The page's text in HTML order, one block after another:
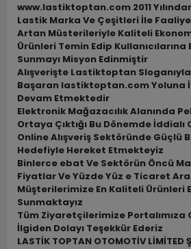
www.lastiktoptan.com 2011
Lastik Marka Ve Çeşitleri İle
Artan Müsterileriyle Kaliteli
Ürünleri Temin Edip
Sunmayı Misyon Edinmiştir
Alışverişte Lastiktoptan Sloganıyla
Başaran lastiktoptan.com Yoluna
Devam Etmektedir
Elektronik Mağazacılık Alanında
Ortaya Çıktığı Bu Dönemde
Online Alışveriş Sektöründe Güçlü
Hedefiyle Hereket Etmekteyiz
Binlerce ebat Ve Sektörün Öncü
Fiyatlar Ve Yüzde Yüz e Ticaret
Müşterilerimize En Kaliteli Ürünleri
Sunmaktayız
Tüm Ziyaretçilerimize Portalımıza
İlgiden Dolayı Teşekkür Ederiz
LASTİK TOPTAN OTOMOTİV LİMİTED